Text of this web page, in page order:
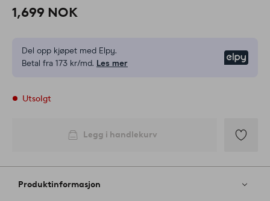
1,699 NOK
Del opp kjøpet med Elpy.
Betal fra 173 kr/md. Les mer
Utsolgt
Legg i handlekurv
til
Produktinformasjon